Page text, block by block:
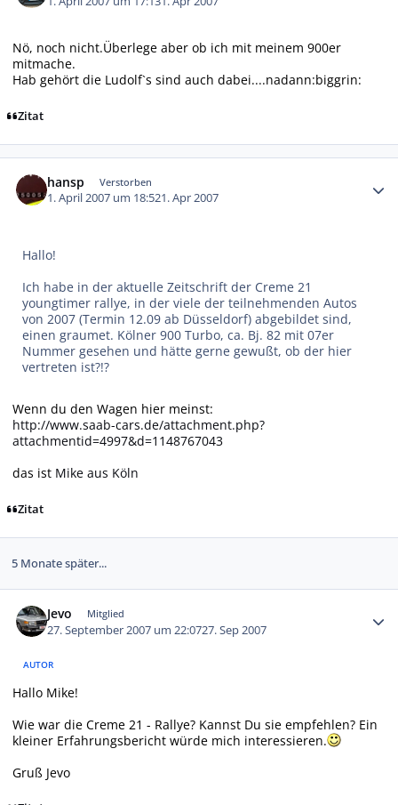
Nö, noch nicht.Überlege aber ob ich mit meinem 900er
mitmache.
Hab gehört die Ludolf`s sind auch dabei....nadann:biggrin:
Zitat
hansp Verstorben
1. April 2007 um 18:521. Apr 2007
Hallo!
Ich habe in der aktuelle Zeitschrift der Creme 21
youngtimer rallye, in der viele der teilnehmenden Autos
von 2007 (Termin 12.09 ab Düsseldorf) abgebildet sind,
einen graumet. Kölner 900 Turbo, ca. Bj. 82 mit 07er
Nummer gesehen und hätte gerne gewußt, ob der hier
vertreten ist?!?
Wenn du den Wagen hier meinst:
http://www.saab-cars.de/attachment.php?
attachmentid=4997&d=1148767043
das ist Mike aus Köln
Zitat
5 Monate später...
Jevo Mitglied
27. September 2007 um 22:0727. Sep 2007
AUTOR
Hallo Mike!
Wie war die Creme 21 - Rallye? Kannst Du sie empfehlen? Ein
kleiner Erfahrungsbericht würde mich interessieren.
Gruß Jevo